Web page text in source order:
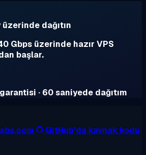
dağıtın
Gbps üzerinde hazır VPS
başlar.
· 60 saniyede dağıtım
GitHub'da kaynak kodu